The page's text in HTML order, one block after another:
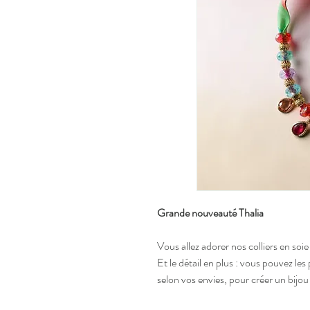
Grande nouveauté Thalia
Vous allez adorer nos colliers en
Et le détail en plus : vous pouvez
selon vos envies, pour créer un